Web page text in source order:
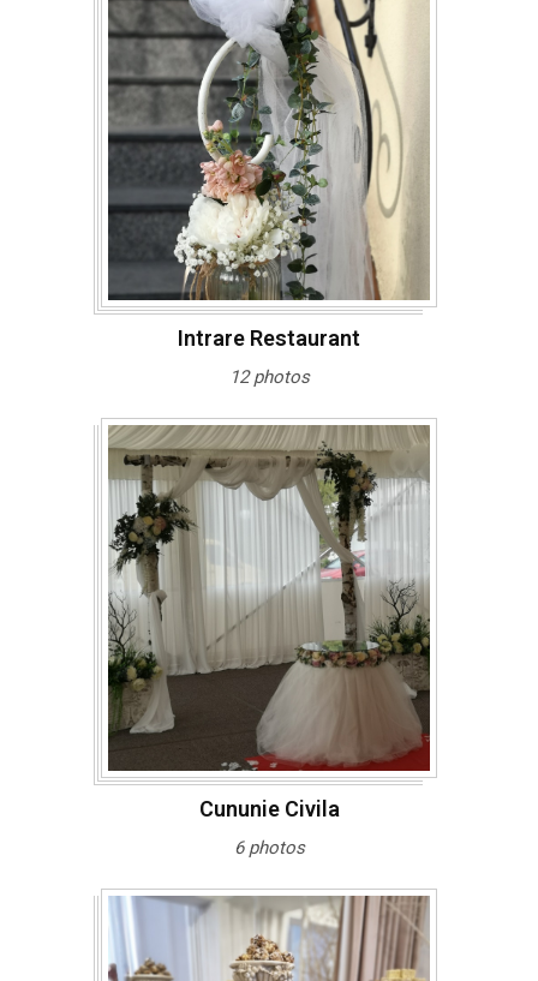
Intrare Restaurant
12 photos
Cununie Civila
6 photos